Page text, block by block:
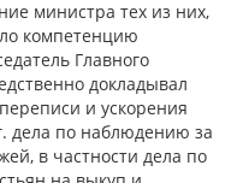
министра тех из них,
компетенцию
Главного
докладывал
и ускорения
дела по наблюдению за
в частности дела по